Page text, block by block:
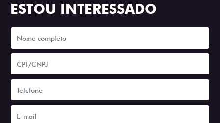
ESTOU INTERESSADO